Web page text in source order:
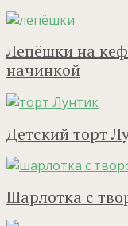
Лепёшки на
начинкой
Детский торт
Шарлотка с